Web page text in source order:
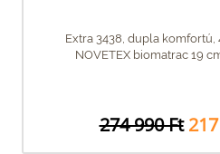
Extra 3438, dupla
NOVETEX biomatrac 19
274 990 Ft